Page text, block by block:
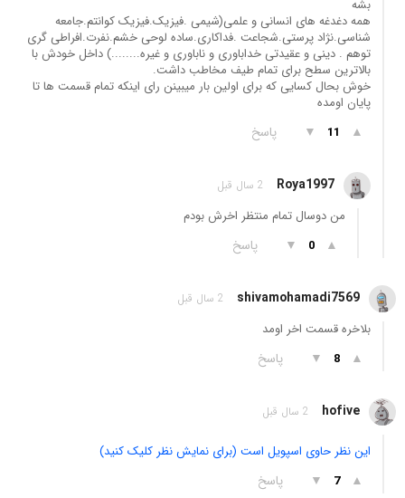
بشه
همه دغدغه های انسانی و علمی(شیمی .فیزیک.فیزیک کوانتم.جامعه
شناسی.نژاد پرستی.شجاعت .فداکاری.ساده لوحی خشم.نفرت.افراطی گری
توهم . دینی و عقیدتی خداباوری و ناباوری و غیره........) داخل خودش با
بالاترین سطح برای تمام طیف مخاطب داشت.
خوش بحال کسایی که برای اولین بار میبینن رای اینکه تمام قسمت ها تا
پایان اومده
▲
11
▼ پاسخ
Roya1997 2 سال قبل
من دوسال تمام منتظر اخرش بودم
▲
0
▼ پاسخ
shivamohamadi7569 2 سال قبل
بلاخره قسمت اخر اومد
▲
8
▼ پاسخ
hofive 2 سال قبل
این نظر حاوی اسپویل است (برای نمایش نظر کلیک کنید)
▲
7
▼ پاسخ